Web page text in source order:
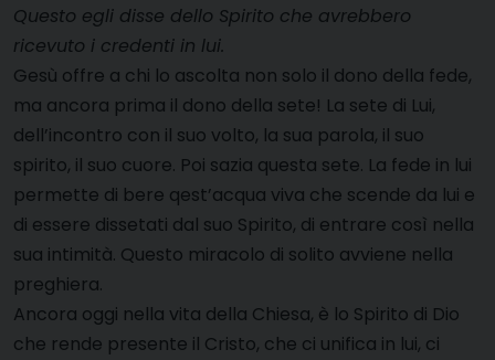
Questo egli disse dello Spirito che avrebbero
ricevuto i credenti in lui.
Gesù offre a chi lo ascolta non solo il dono della fede,
ma ancora prima il dono della sete! La sete di Lui,
dell’incontro con il suo volto, la sua parola, il suo
spirito, il suo cuore. Poi sazia questa sete. La fede in lui
permette di bere qest’acqua viva che scende da lui e
di essere dissetati dal suo Spirito, di entrare così nella
sua intimità. Questo miracolo di solito avviene nella
preghiera.
Ancora oggi nella vita della Chiesa, è lo Spirito di Dio
che rende presente il Cristo, che ci unifica in lui, ci